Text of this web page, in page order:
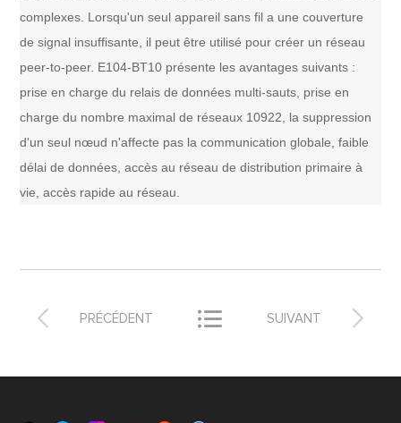
complexes. Lorsqu'un seul appareil sans fil a une couverture
de signal insuffisante, il peut être utilisé pour créer un réseau
peer-to-peer. E104-BT10 présente les avantages suivants :
prise en charge du relais de données multi-sauts, prise en
charge du nombre maximal de réseaux 10922, la suppression
d'un seul nœud n'affecte pas la communication globale, faible
délai de données, accès au réseau de distribution primaire à
vie, accès rapide au réseau.
 PRÉCÉDENT  
SUIVANT